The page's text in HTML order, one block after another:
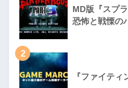
MD版『スプ
恐怖と戦慄の
2
『ファイティ